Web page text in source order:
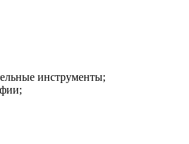
инструменты;